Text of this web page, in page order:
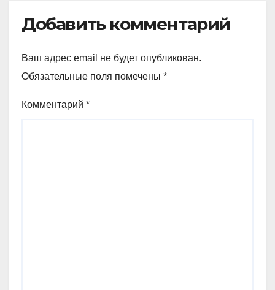
Добавить комментарий
Ваш адрес email не будет опубликован.
Обязательные поля помечены *
Комментарий *